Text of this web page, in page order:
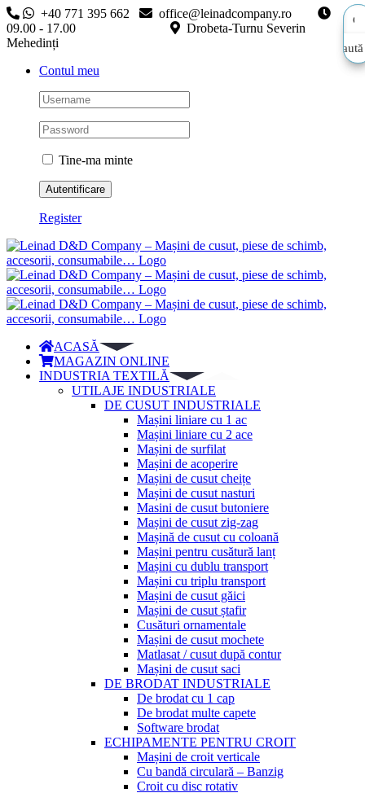
Skip
to
content
+40 771 395 662
office@leinadcompany.ro
09.00 - 17.00
Drobeta-Turnu Severin
Mehedinți
Contul meu
Tine-ma minte
Register
ACASĂ
MAGAZIN ONLINE
INDUSTRIA TEXTILĂ
UTILAJE INDUSTRIALE
DE CUSUT INDUSTRIALE
Mașini liniare cu 1 ac
Mașini liniare cu 2 ace
Mașini de surfilat
Mașini de acoperire
Mașini de cusut cheițe
Mașini de cusut nasturi
Masini de cusut butoniere
Mașini de cusut zig-zag
Mașină de cusut cu coloană
Mașini pentru cusătură lanț
Mașini cu dublu transport
Mașini cu triplu transport
Mașini de cusut găici
Mașini de cusut ștafir
Cusături ornamentale
Mașini de cusut mochete
Matlasat / cusut după contur
Mașini de cusut saci
DE BRODAT INDUSTRIALE
De brodat cu 1 cap
De brodat multe capete
Software brodat
ECHIPAMENTE PENTRU CROIT
Mașini de croit verticale
Cu bandă circulară – Banzig
Croit cu disc rotativ
Caută
Caută